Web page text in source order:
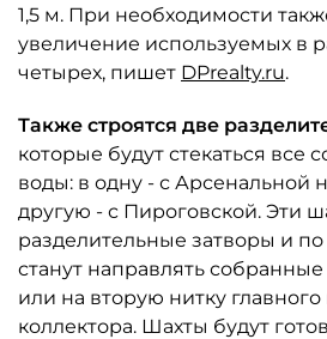
1,5 м. При необходимости
увеличение используемых в
четырех, пишет DPrealty.ru.
Также строятся две
которые будут стекаться все
воды: в одну - с Арсенальной
другую - с Пироговской. Эти
разделительные затворы и
станут направлять
или на вторую нитку
коллектора. Шахты будут